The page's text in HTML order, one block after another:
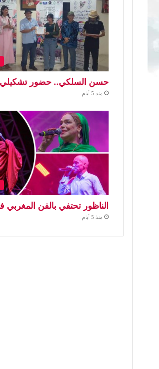
حسن السلكي.. حضور
منذ 5 أيام
الناظور تحتفي بالفن
منذ 5 أيام